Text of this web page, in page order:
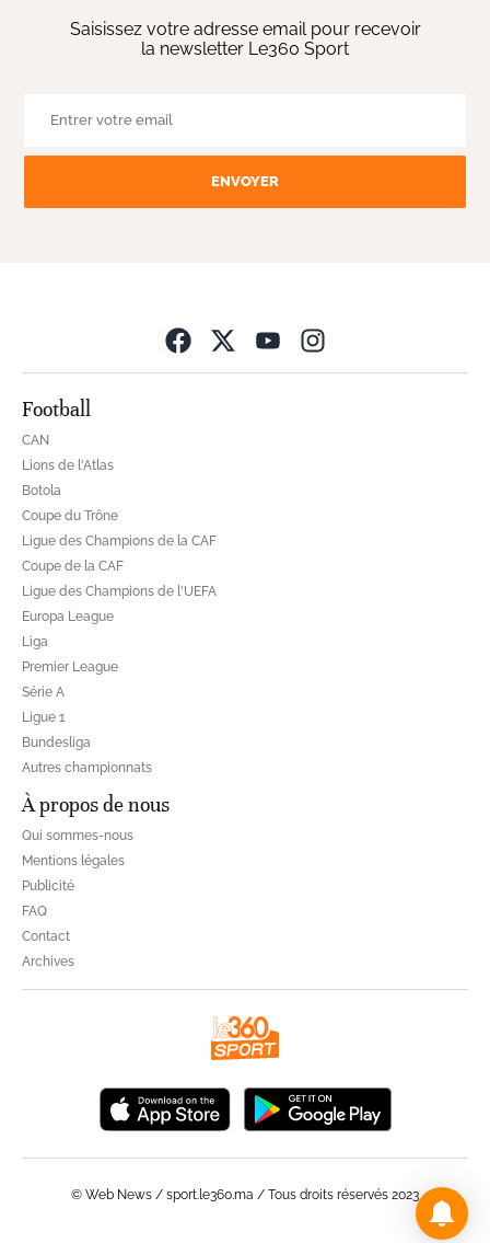
Saisissez votre adresse email pour recevoir
la newsletter Le360 Sport
ENVOYER
Football
CAN
Lions de l'Atlas
Botola
Coupe du Trône
Ligue des Champions de la CAF
Coupe de la CAF
Ligue des Champions de l'UEFA
Europa League
Liga
Premier League
Série A
Ligue 1
Bundesliga
Autres championnats
À propos de nous
Qui sommes-nous
Mentions légales
Publicité
FAQ
Contact
Archives
© Web News / sport.le360.ma / Tous droits réservés 2023